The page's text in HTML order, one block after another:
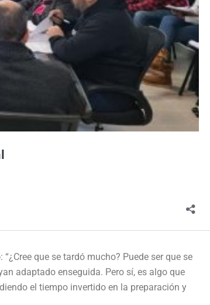
que se tardó mucho? Puede ser que se
adaptado enseguida. Pero sí, es algo que
el tiempo invertido en la preparación y